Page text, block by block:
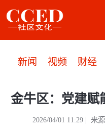
新闻 视频 财经
金牛区：党建赋
2026/04/01 11:29 | 来